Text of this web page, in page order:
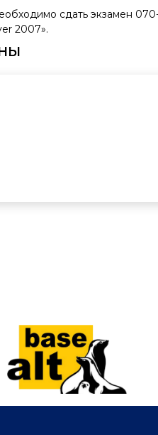
сдать экзамен
2007».